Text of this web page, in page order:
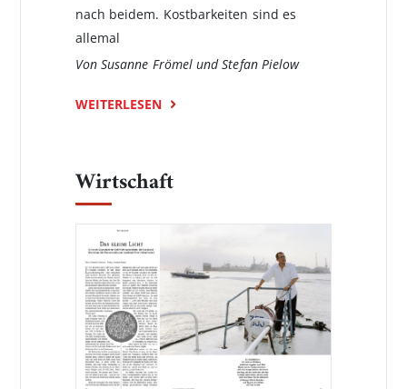
nach beidem. Kostbarkeiten sind es
allemal
Von Susanne Frömel und Stefan Pielow
WEITERLESEN
Wirtschaft